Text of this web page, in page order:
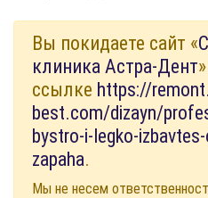
Вы покидаете сайт «
клиника Астра-Дент
ссылке https://
best.com/dizayn/
bystro-i-legko-
zapaha.
Мы не несем